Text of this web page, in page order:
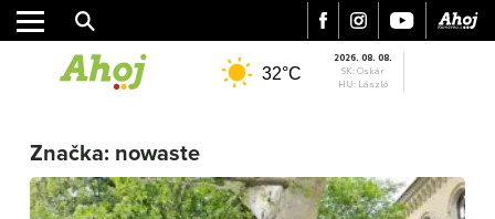
ŠPORT
KULTÚRA
32°C
2026. 08. 08.
SK: Oskár
HU: László
Značka: nowaste